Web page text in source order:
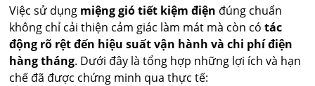
Việc sử dụng miệng gió tiết kiệm điện đúng chuẩn
không chỉ cải thiện cảm giác làm mát mà còn cótác
động rõ rệt đến hiệu suất vận hành và chi phí điện
hàng tháng. Dưới đây là tổng hợp những lợi ích và hạn
chế đã được chứng minh qua thực tế: